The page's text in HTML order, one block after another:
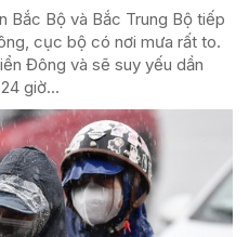
Bắc Bộ và Bắc Trung Bộ tiếp
cục bộ có nơi mưa rất to.
Đông và sẽ suy yếu dần
giờ...